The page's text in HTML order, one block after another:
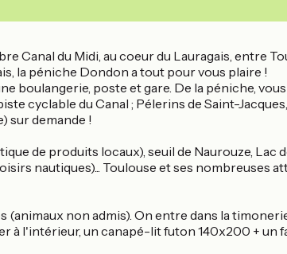
Canal du Midi, au coeur du Lauragais, entre
la péniche Dondon a tout pour vous plaire !
boulangerie, poste et gare. De la péniche,
cyclable du Canal ; Pélerins de Saint-
sur demande !
de produits locaux), seuil de Naurouze, Lac
nautiques)... Toulouse et ses
non admis). On entre dans la
à l'intérieur, un canapé-lit futon 140x200 +